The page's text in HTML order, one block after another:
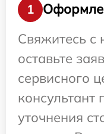
1
Свяжитесь с
оставьте
сервисного
консультант
уточнения